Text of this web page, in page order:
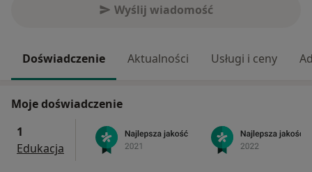
Wyślij wiadomość
Doświadczenie Aktualności Usługi i ceny
Moje doświadczenie
1
Edukacja